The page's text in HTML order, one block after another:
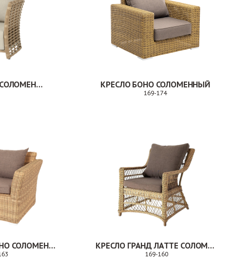
КРЕСЛО ВАЛЕНСИЯ СОЛОМЕННЫЙ КРЕСЛО БОНО СОЛОМЕННЫЙ
169-174
КРЕСЛО КАПУЧИНО СОЛОМЕННЫЙ КРЕСЛО ГРАНД ЛАТТЕ СОЛОМЕННЫЙ
169-160